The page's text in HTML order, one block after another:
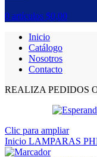
0 artículos $0,00
Inicio
Catálogo
Nosotros
Contacto
REALIZA PEDIDOS
Clic para ampliar
Inicio LAMPARAS